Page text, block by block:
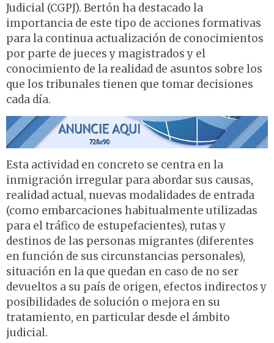
Judicial (CGPJ). Bertón ha destacado la
importancia de este tipo de acciones formativas
para la continua actualización de conocimientos
por parte de jueces y magistrados y el
conocimiento de la realidad de asuntos sobre los
que los tribunales tienen que tomar decisiones
cada día.
Esta actividad en concreto se centra en la
inmigración irregular para abordar sus causas,
realidad actual, nuevas modalidades de entrada
(como embarcaciones habitualmente utilizadas
para el tráfico de estupefacientes), rutas y
destinos de las personas migrantes (diferentes
en función de sus circunstancias personales),
situación en la que quedan en caso de no ser
devueltos a su país de origen, efectos indirectos y
posibilidades de solución o mejora en su
tratamiento, en particular desde el ámbito
judicial.